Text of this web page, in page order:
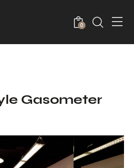
0
Gasometer